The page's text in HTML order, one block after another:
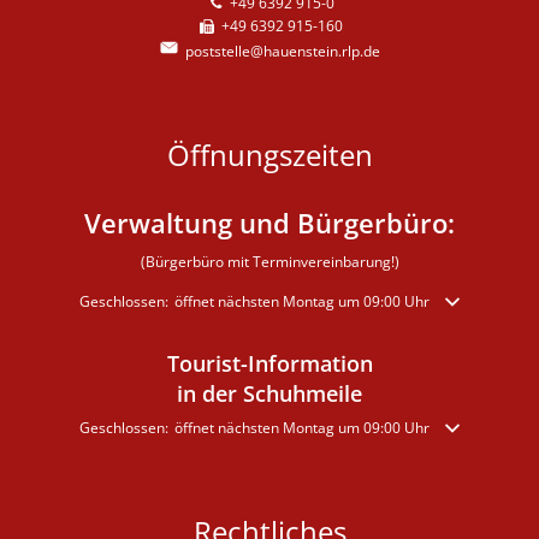
+49 6392 915-160
poststelle@hauenstein.rlp.de
Öffnungszeiten
Verwaltung und Bürgerbüro:
(Bürgerbüro mit Terminvereinbarung!)
Klicken, um weitere Öffnungs- oder Schließzeiten auszublenden
Geschlossen: öffnet nächsten Montag um 09:00 Uhr
Tourist-Information
in der Schuhmeile
Klicken, um weitere Öffnungs- oder Schließzeiten auszublenden
Geschlossen: öffnet nächsten Montag um 09:00 Uhr